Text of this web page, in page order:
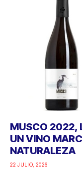
MUSCO 2022,
UN VINO
NATURALEZA
22 JULIO, 2026